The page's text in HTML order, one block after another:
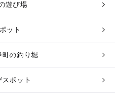
遊び場
ット
の釣り堀
ポット